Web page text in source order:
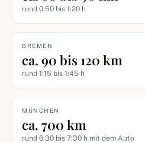
rund 0:50 bis 1:20 h
BREMEN
ca. 90 bis 120 km
rund 1:15 bis 1:45 h
MÜNCHEN
ca. 700 km
rund 6:30 bis 7:30 h mit dem Auto